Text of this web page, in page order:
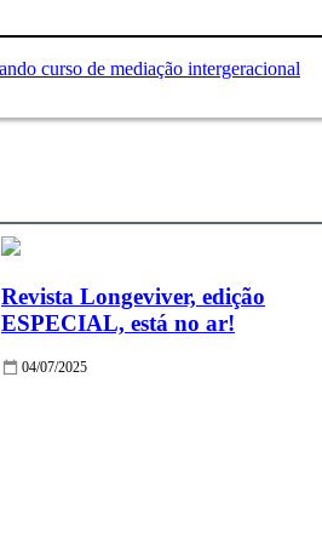
Revista Longeviver, edição
ESPECIAL, está no ar!
04/07/2025